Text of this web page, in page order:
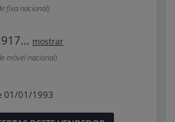
fixa nacional)
mostrar
móvel nacional)
01/01/1993